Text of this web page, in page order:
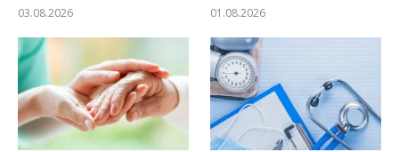
03.08.2026
01.08.2026